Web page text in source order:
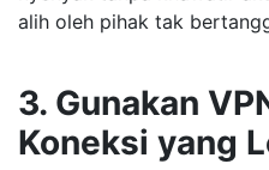
alih oleh pihak tak
3. Gunakan
Koneksi yang